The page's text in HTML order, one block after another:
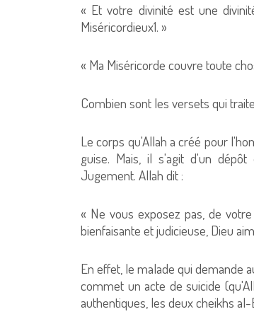
« Et votre divinité est une
Miséricordieux1. »
« Ma Miséricorde couvre toute
Combien sont les versets qui
Le corps qu'Allah a créé pour
guise. Mais, il s'agit d'un
Jugement. Allah dit :
« Ne vous exposez pas, de
bienfaisante et judicieuse, Dieu
En effet, le malade qui demande
commet un acte de suicide